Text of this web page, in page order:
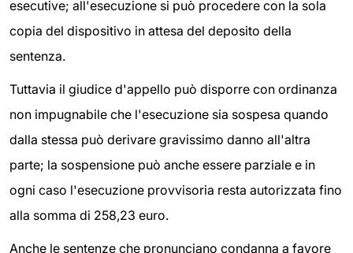
esecutive; all'esecuzione si può procedere con la sola
copia del dispositivo in attesa del deposito della
sentenza.
Tuttavia il giudice d'appello può disporre con ordinanza
non impugnabile che l'esecuzione sia sospesa quando
dalla stessa può derivare gravissimo danno all'altra
parte; la sospensione può anche essere parziale e in
ogni caso l'esecuzione provvisoria resta autorizzata fino
alla somma di 258,23 euro.
Anche le sentenze che pronunciano condanna a favore